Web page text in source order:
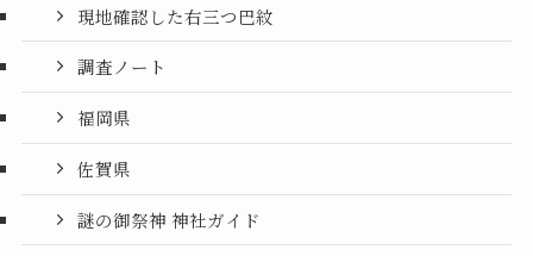
現地確認した右三つ巴紋
調査ノート
福岡県
佐賀県
謎の御祭神 神社ガイド